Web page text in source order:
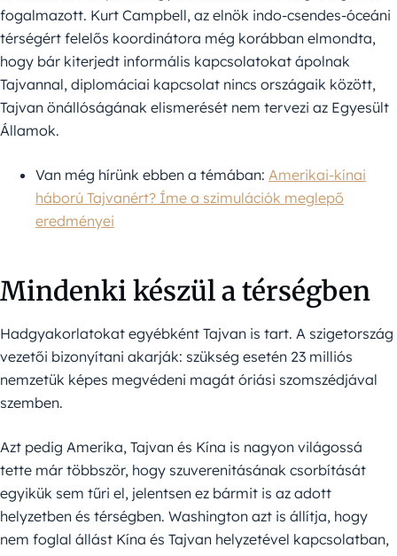
fogalmazott. Kurt Campbell, az elnök indo-csendes-óceáni
térségért felelős koordinátora még korábban elmondta,
hogy bár kiterjedt informális kapcsolatokat ápolnak
Tajvannal, diplomáciai kapcsolat nincs országaik között,
Tajvan önállóságának elismerését nem tervezi az Egyesült
Államok.
Van még hírünk ebben a témában: Amerikai-kínai
háború Tajvanért? Íme a szimulációk meglepő
eredményei
Mindenki készül a térségben
Hadgyakorlatokat egyébként Tajvan is tart. A szigetország
vezetői bizonyítani akarják: szükség esetén 23 milliós
nemzetük képes megvédeni magát óriási szomszédjával
szemben.
Azt pedig Amerika, Tajvan és Kína is nagyon világossá
tette már többször, hogy szuverenitásának csorbítását
egyikük sem tűri el, jelentsen ez bármit is az adott
helyzetben és térségben. Washington azt is állítja, hogy
nem foglal állást Kína és Tajvan helyzetével kapcsolatban,